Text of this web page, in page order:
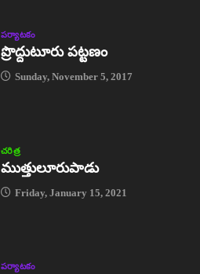
పర్యాటకం
ప్రొద్దుటూరు పట్టణం
Sunday, November 5, 2017
చరిత్ర
ముత్తులూరుపాడు
Friday, January 15, 2021
పర్యాటకం